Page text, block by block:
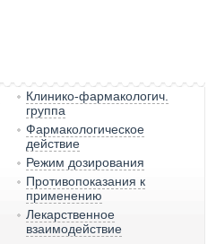
Клинико-фармакологич.
группа
Фармакологическое
действие
Режим дозирования
Противопоказания к
применению
Лекарственное
взаимодействие